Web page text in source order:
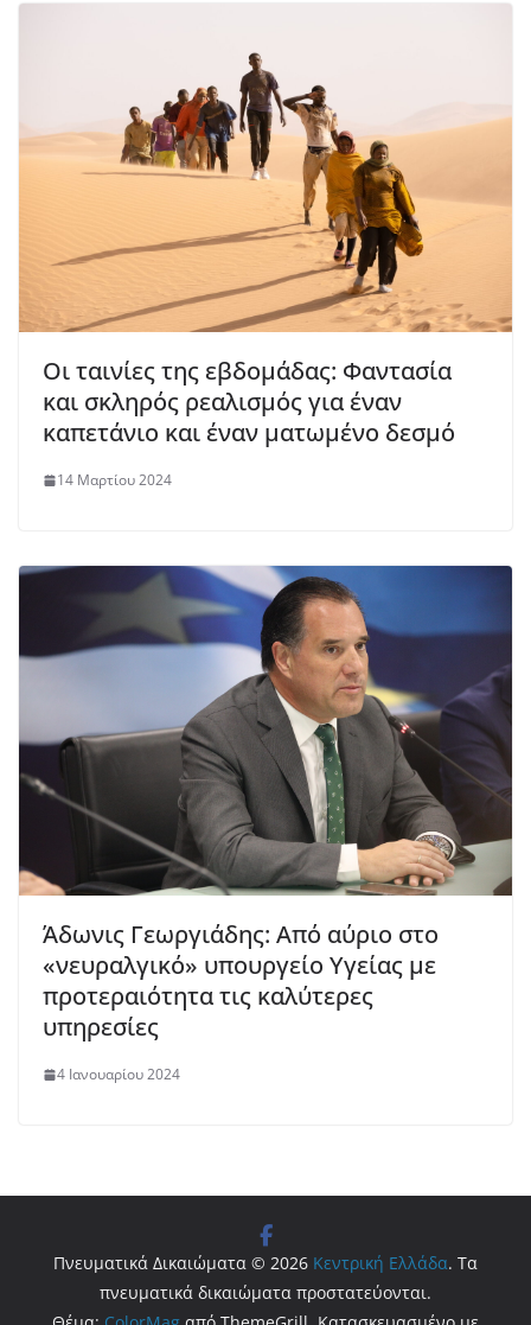
Οι ταινίες της εβδομάδας: Φαντασία
και σκληρός ρεαλισμός για έναν
καπετάνιο και έναν ματωμένο δεσμό
14 Μαρτίου 2024
Άδωνις Γεωργιάδης: Από αύριο στο
«νευραλγικό» υπουργείο Υγείας με
προτεραιότητα τις καλύτερες
υπηρεσίες
4 Ιανουαρίου 2024
Πνευματικά Δικαιώματα © 2026 Κεντρική Ελλάδα. Τα
πνευματικά δικαιώματα προστατεύονται.